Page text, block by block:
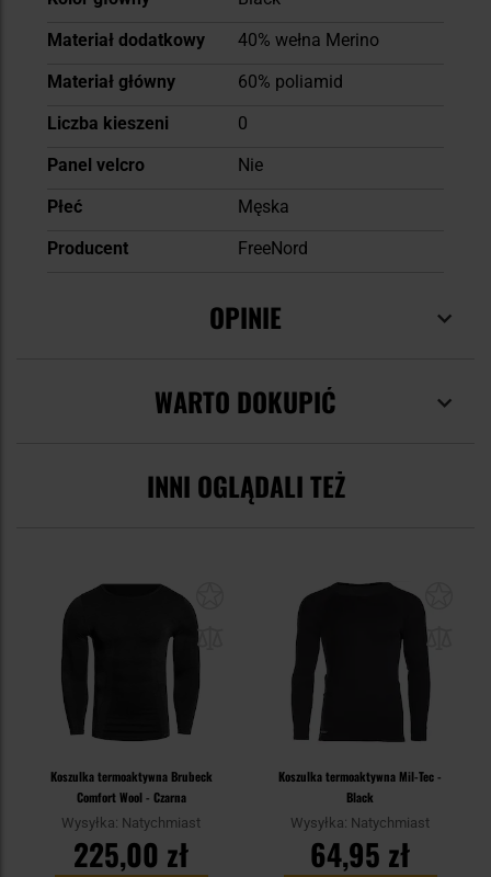
Materiał dodatkowy
40% wełna Merino
Materiał główny
60% poliamid
Liczba kieszeni
0
Panel velcro
Nie
Płeć
Męska
Producent
FreeNord
OPINIE
WARTO DOKUPIĆ
INNI OGLĄDALI TEŻ
Koszulka termoaktywna Brubeck
Comfort Wool - Czarna
Wysyłka: Natychmiast
225,00 zł
Koszulka termoaktywna Mil-Tec -
Black
Wysyłka: Natychmiast
64,95 zł